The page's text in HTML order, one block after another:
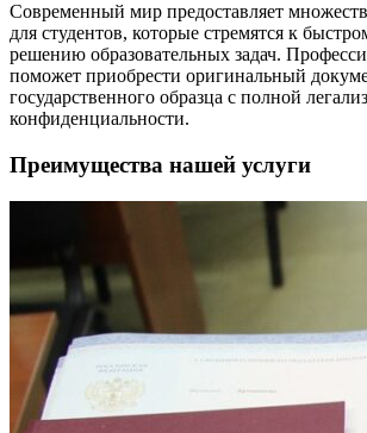
Современный мир предоставляет
для студентов, которые стремятся к
решению образовательных задач.
поможет приобрести оригинальный
государственного образца с полной
конфиденциальности.
Преимущества нашей услуги